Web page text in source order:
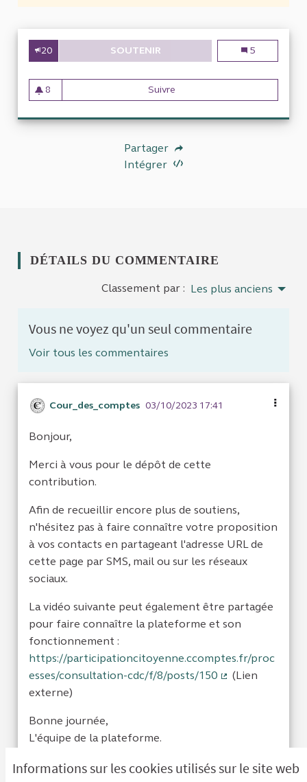
Informations sur les cookies utilisés sur le site web
20 SOUTENIR PLAFOND DES ALLOCATIONS
Plafond des
5
8
8 abonnés
Suivre
Partager
Intégrer
DÉTAILS DU COMMENTAIRE
Classement par : Les plus anciens
Vous ne voyez qu'un seul commentaire
Voir tous les commentaires
Cour_des_comptes 03/10/2023 17:41
Bonjour,
Merci à vous pour le dépôt de cette
contribution.
Afin de recueillir encore plus de soutiens,
n'hésitez pas à faire connaître votre proposition
à vos contacts en partageant l'adresse URL de
cette page par SMS, mail ou sur les réseaux
sociaux.
La vidéo suivante peut également être partagée
pour faire connaître la plateforme et son
fonctionnement :
https://participationcitoyenne.ccomptes.fr/proc
esses/consultation-cdc/f/8/posts/150
(Lien
externe)
Bonne journée,
L'équipe de la plateforme.